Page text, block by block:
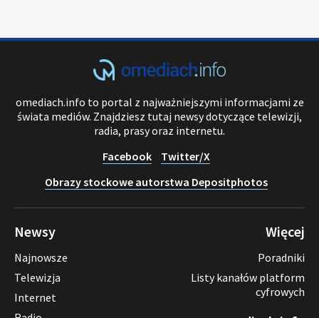
omediach.info to portal z najważniejszymi informacjami ze
świata mediów. Znajdziesz tutaj newsy dotyczące telewizji,
radia, prasy oraz internetu.
Facebook
Twitter/X
Obrazy stockowe autorstwa Depositphotos
Newsy
Najnowsze
Telewizja
Internet
Więcej
Poradniki
Listy kanałów platform
cyfrowych